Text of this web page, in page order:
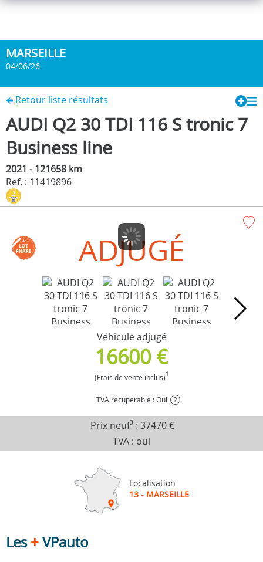
MARSEILLE
04/06/26
Retour liste résultats
AUDI Q2 30 TDI 116 S tronic 7
Business line
2021 - 121658 km
Ref. : 11419896
ADJUGÉ
Véhicule adjugé
16600 €
(Frais de vente inclus)1
TVA récupérable : Oui ?
Prix neuf3 : 37470 €
TVA : oui
Localisation
13 - MARSEILLE
Les+VPauto